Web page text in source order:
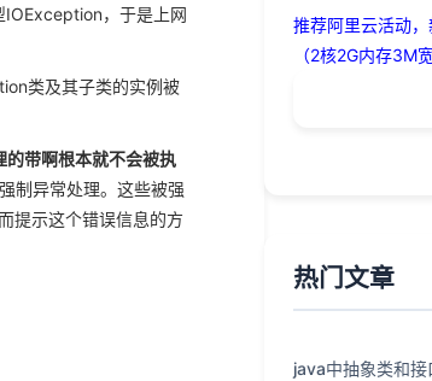
，于是上网
类及其子类的实例被
的带啊根本就不会被执
制异常处理。这些被强
提示这个错误信息的方
推荐阿里云活动，
（2核2G内存3M
热门文章
java中抽象类和